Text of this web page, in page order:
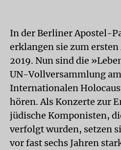
In der Berliner Apostel-
erklangen sie zum
2019. Nun sind die
UN-Vollversammlung
Internationalen
hören. Als Konzerte zur
jüdische Komponisten,
verfolgt wurden, setzen
vor fast sechs Jahren